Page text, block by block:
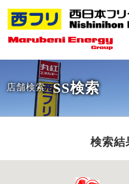
おすすめ
WEB請求
店舗検索 SS検索
検索結